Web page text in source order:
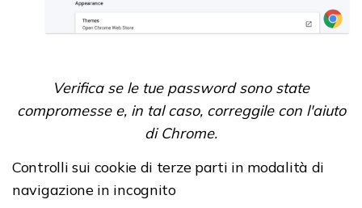
Verifica se le tue password sono state
compromesse e, in tal caso, correggile con l'aiuto
di Chrome.
Controlli sui cookie di terze parti in modalità di
navigazione in incognito